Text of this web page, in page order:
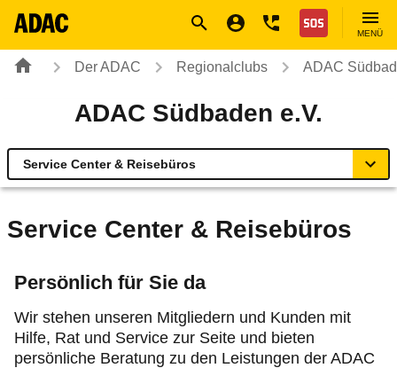
Nothilfe
MENÜ
Der ADAC Regionalclubs ADAC
ADAC Südbaden e.V.
Service Center & Reisebüros
Online-Terminvereinbarung
Service Center & Reisebüros
Persönlich für Sie da
Wir stehen unseren Mitgliedern und Kunden mit
Hilfe, Rat und Service zur Seite und bieten
persönliche Beratung zu den Leistungen der ADAC